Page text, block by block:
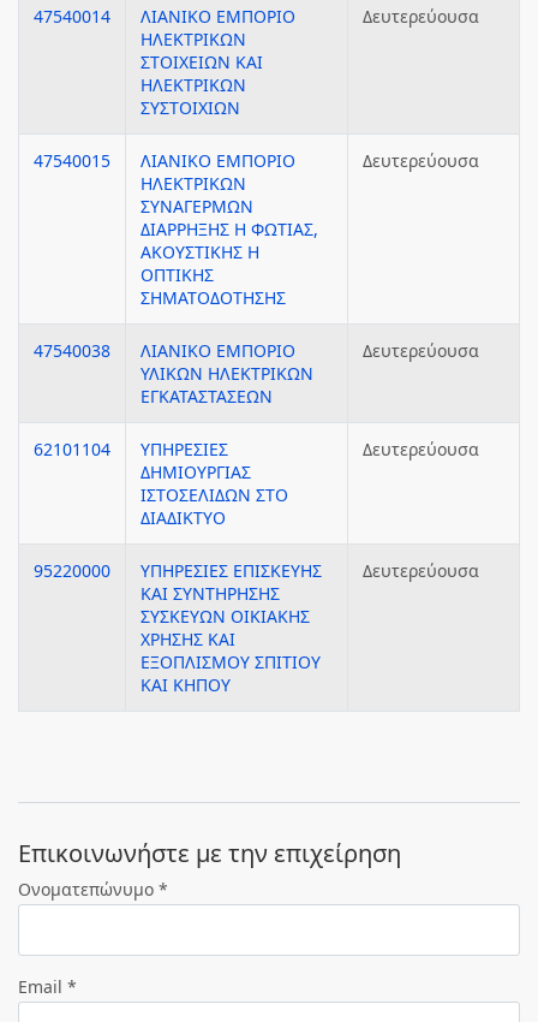
47540014
ΛΙΑΝΙΚΟ ΕΜΠΟΡΙΟ
ΗΛΕΚΤΡΙΚΩΝ
ΣΤΟΙΧΕΙΩΝ ΚΑΙ
ΗΛΕΚΤΡΙΚΩΝ
ΣΥΣΤΟΙΧΙΩΝ
Δευτερεύουσα
47540015
ΛΙΑΝΙΚΟ ΕΜΠΟΡΙΟ
ΗΛΕΚΤΡΙΚΩΝ
ΣΥΝΑΓΕΡΜΩΝ
ΔΙΑΡΡΗΞΗΣ Η ΦΩΤΙΑΣ,
ΑΚΟΥΣΤΙΚΗΣ Η
ΟΠΤΙΚΗΣ
ΣΗΜΑΤΟΔΟΤΗΣΗΣ
Δευτερεύουσα
47540038
ΛΙΑΝΙΚΟ ΕΜΠΟΡΙΟ
ΥΛΙΚΩΝ ΗΛΕΚΤΡΙΚΩΝ
ΕΓΚΑΤΑΣΤΑΣΕΩΝ
Δευτερεύουσα
62101104
ΥΠΗΡΕΣΙΕΣ
ΔΗΜΙΟΥΡΓΙΑΣ
ΙΣΤΟΣΕΛΙΔΩΝ ΣΤΟ
ΔΙΑΔΙΚΤΥΟ
Δευτερεύουσα
95220000
ΥΠΗΡΕΣΙΕΣ ΕΠΙΣΚΕΥΗΣ
ΚΑΙ ΣΥΝΤΗΡΗΣΗΣ
ΣΥΣΚΕΥΩΝ ΟΙΚΙΑΚΗΣ
ΧΡΗΣΗΣ ΚΑΙ
ΕΞΟΠΛΙΣΜΟΥ ΣΠΙΤΙΟΥ
ΚΑΙ ΚΗΠΟΥ
Δευτερεύουσα
Eπικοινωνήστε με την επιχείρηση
Ονοματεπώνυμο *
Email *